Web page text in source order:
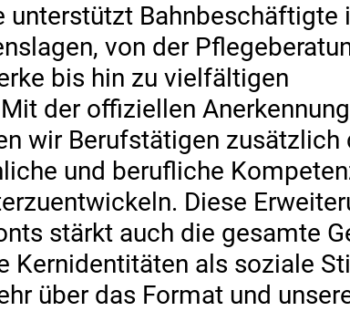
Bahnbeschäftigte
von der
bis hin zu vielfältigen
der offiziellen
wir Berufstätigen zusätzlich
und berufliche
Diese
stärkt auch die gesamte
Kernidentitäten als soziale
über das Format und